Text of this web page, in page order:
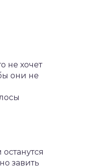
не хочет
они не
завить